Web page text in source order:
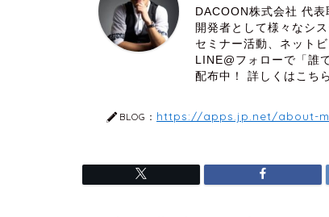
DACOON株式会社 代
開発者として様々なシ
セミナー活動、ネット
LINE@フォローで「誰
配布中！ 詳しくはこち
BLOG： https://apps.jp.net/about-